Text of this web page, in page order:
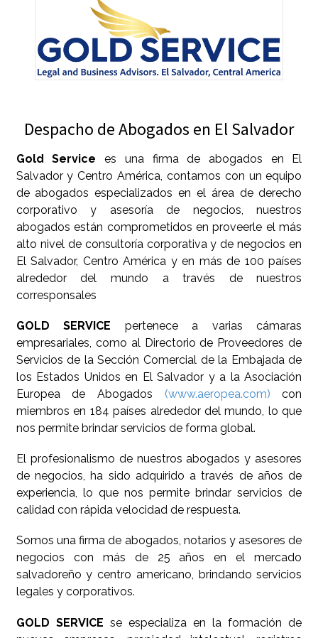
Despacho de Abogados en El Salvador
Gold Service es una firma de abogados en El
Salvador y Centro América, contamos con un equipo
de abogados especializados en el área de derecho
corporativo y asesoría de negocios, nuestros
abogados están comprometidos en proveerle el más
alto nivel de consultoría corporativa y de negocios en
El Salvador, Centro América y en más de 100 países
alrededor del mundo a través de nuestros
corresponsales
GOLD SERVICE pertenece a varias cámaras
empresariales, como al Directorio de Proveedores de
Servicios de la Sección Comercial de la Embajada de
los Estados Unidos en El Salvador y a la Asociación
Europea de Abogados
(www.aeropea.com)
con
miembros en 184 países alrededor del mundo, lo que
nos permite brindar servicios de forma global.
El profesionalismo de nuestros abogados y asesores
de negocios, ha sido adquirido a través de años de
experiencia, lo que nos permite brindar servicios de
calidad con rápida velocidad de respuesta.
Somos una firma de abogados, notarios y asesores de
negocios con más de 25 años en el mercado
salvadoreño y centro americano, brindando servicios
legales y corporativos.
GOLD SERVICE se especializa en la formación de